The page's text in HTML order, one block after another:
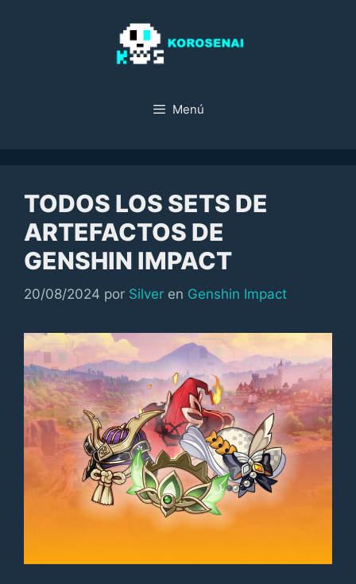
Menú
TODOS LOS SETS DE
ARTEFACTOS DE
GENSHIN IMPACT
20/08/2024 por Silver en Categorías
Genshin Impact